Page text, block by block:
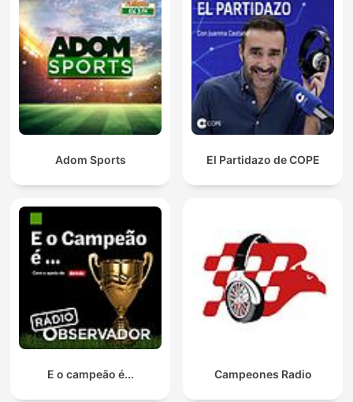
Adom Sports El Partidazo de COPE
E o campeão é... Campeones Radio